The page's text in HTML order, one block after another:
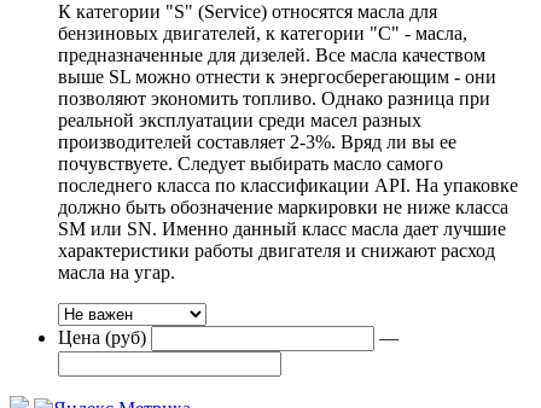
К категории "S" (Service) относятся масла для
бензиновых двигателей, к категории "С" - масла,
предназначенные для дизелей. Все масла качеством
выше SL можно отнести к энергосберегающим - они
позволяют экономить топливо. Однако разница при
реальной эксплуатации среди масел разных
производителей составляет 2-3%. Вряд ли вы ее
почувствуете. Следует выбирать масло самого
последнего класса по классификации API. На упаковке
должно быть обозначение маркировки не ниже класса
SM или SN. Именно данный класс масла дает лучшие
характеристики работы двигателя и снижают расход
масла на угар.
Цена (руб) —